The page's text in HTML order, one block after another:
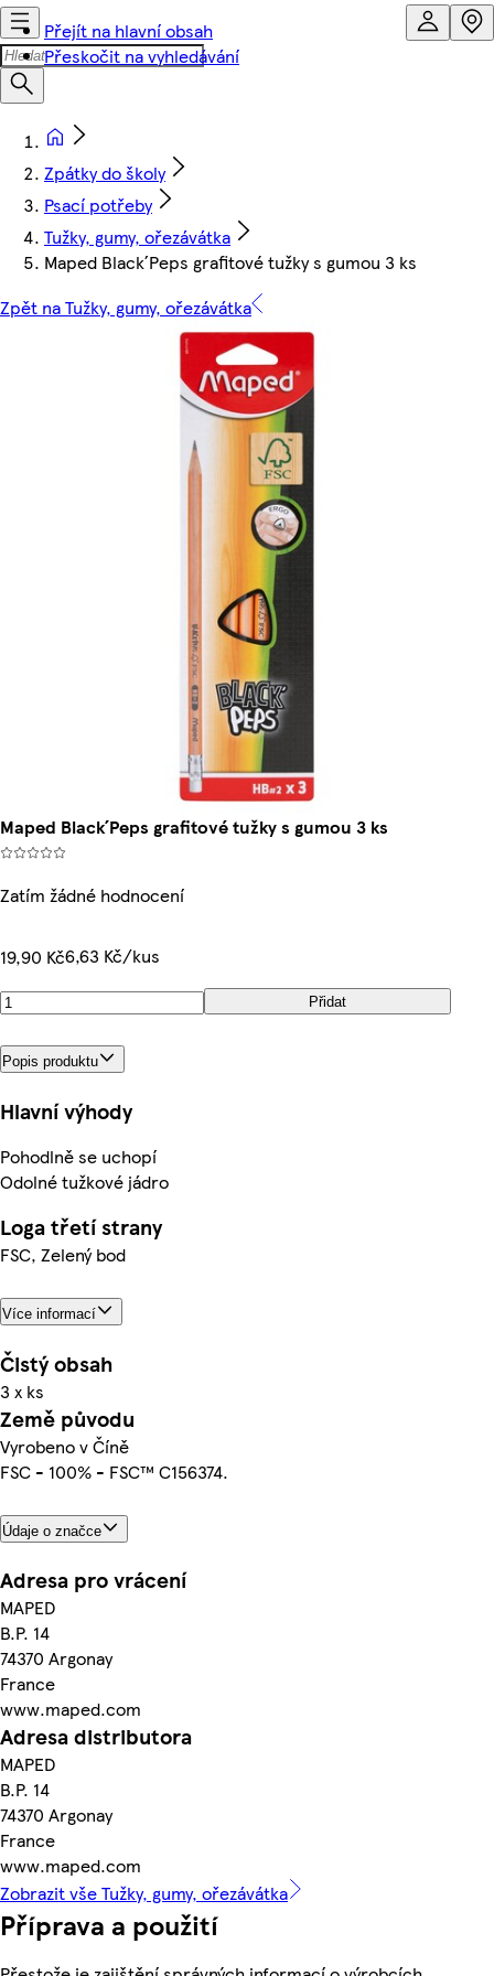
Přejít na hlavní obsah
Přeskočit na vyhledávání
Zpátky do školy
Psací potřeby
Tužky, gumy, ořezávátka
Maped Black´Peps grafitové tužky s gumou 3 ks
Zpět na Tužky, gumy, ořezávátka
Maped Black´Peps grafitové tužky s gumou 3 ks
Zatím žádné hodnocení
19,90 Kč6,63 Kč/kus
Přidat
Popis produktu
Hlavní výhody
Pohodlně se uchopí
Odolné tužkové jádro
Loga třetí strany
FSC, Zelený bod
Více informací
Čistý obsah
3 x ks
Země původu
Vyrobeno v Číně
FSC - 100% - FSC™ C156374.
Údaje o značce
Adresa pro vrácení
MAPED
B.P. 14
74370 Argonay
France
www.maped.com
Adresa distributora
MAPED
B.P. 14
74370 Argonay
France
www.maped.com
Zobrazit vše Tužky, gumy, ořezávátka
Příprava a použití